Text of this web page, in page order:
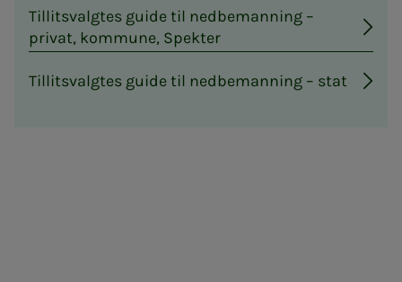
Tillitsvalgtes guide til nedbemanning –
privat, kommune, Spekter
Tillitsvalgtes guide til nedbemanning – stat